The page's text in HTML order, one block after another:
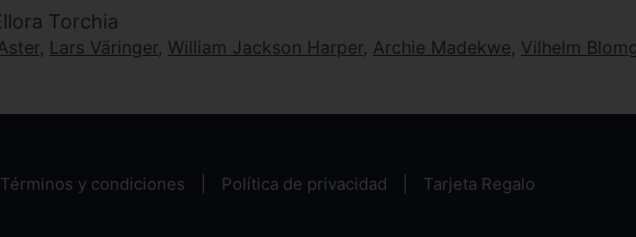
Torchia
, Lars Väringer, William Jackson Harper, Archie Madekwe, Vilhelm
Términos y condiciones Política de privacidad Tarjeta Regalo